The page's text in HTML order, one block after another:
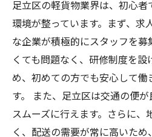
足立区の軽貨物業界は、初心
環境が整っています。まず、求
な企業が積極的にスタッフを
くても問題なく、研修制度を
め、初めての方でも安心して
す。 また、足立区は交通の便
スムーズに行えます。さらに、
く、配送の需要が常に高いた